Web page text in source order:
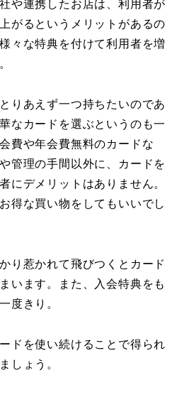
や連携したお店は、利用者が
がるというメリットがあるの
々な特典を付けて利用者を増
りあえず一つ持ちたいのであ
なカードを選ぶというのも一
費や年会費無料のカードな
管理の手間以外に、カードを
にデメリットはありません。
得な買い物をしてもいいでし
り惹かれて飛びつくとカード
います。また、入会特典をも
度きり。
ドを使い続けることで得られ
しょう。